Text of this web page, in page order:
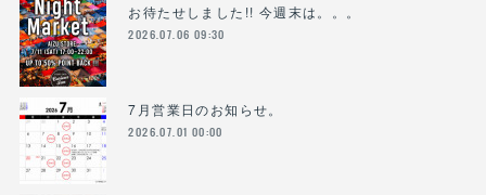
お待たせしました!! 今週末は。。。
2026.07.06 09:30
7月営業日のお知らせ。
2026.07.01 00:00